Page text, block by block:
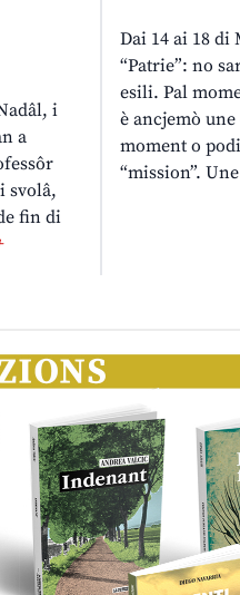
i
a
svolâ,
fin di
Dai 14 ai 18
“Patrie”: no
esili. Pal
è ancjemò
moment o
“mission”.